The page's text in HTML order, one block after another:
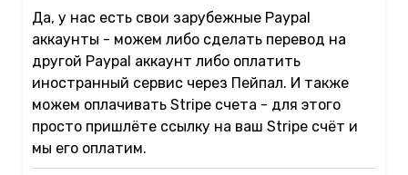
Да, у нас есть свои зарубежные Paypal
аккаунты - можем либо сделать перевод на
другой Paypal аккаунт либо оплатить
иностранный сервис через Пейпал. И также
можем оплачивать Stripe счета - для этого
просто пришлёте ссылку на ваш Stripe счёт и
мы его оплатим.